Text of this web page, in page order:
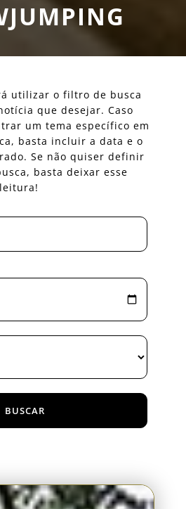
utilizar o filtro de busca
que desejar. Caso
um tema específico em
basta incluir a data e o
Se não quiser definir
basta deixar esse